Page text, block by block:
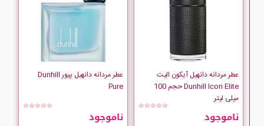
عطر مردانه دانهیل آیکون الیت
Dunhill Icon Elite حجم 100
میلی لیتر
☆☆☆☆☆
ناموجود
عطر مردانه دانهیل پیور Dunhill
Pure
☆☆☆☆☆
ناموجود